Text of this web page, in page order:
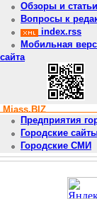
Обзоры и статьи
Вопросы к
index.rss
Мобильная
сайта
Miass.BIZ
Предприятия
Городские
Городские СМИ